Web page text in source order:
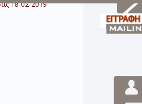
18-02-2019